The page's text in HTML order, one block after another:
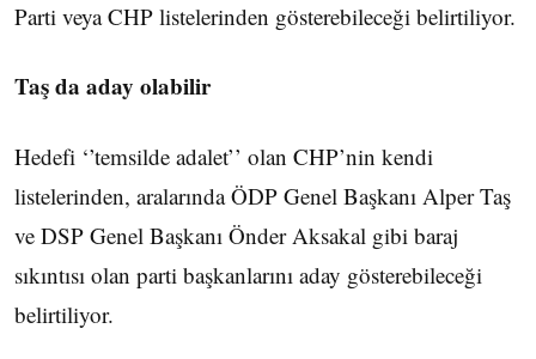
Parti veya CHP listelerinden gösterebileceği belirtiliyor.
Taş da aday olabilir
Hedefi ‘’temsilde adalet’’ olan CHP’nin kendi
listelerinden, aralarında ÖDP Genel Başkanı Alper Taş
ve DSP Genel Başkanı Önder Aksakal gibi baraj
sıkıntısı olan parti başkanlarını aday gösterebileceği
belirtiliyor.